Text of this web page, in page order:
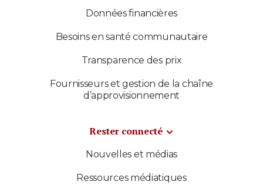
Données financières
Besoins en santé communautaire
Transparence des prix
Fournisseurs et gestion de la chaîne
d’approvisionnement
Rester connecté
Nouvelles et médias
Ressources médiatiques